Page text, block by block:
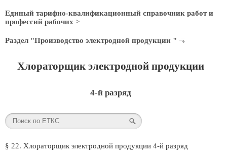
Единый тарифно-квалификационный справочник работ и
профессий рабочих >
Раздел "Производство электродной продукции "
Хлораторщик электродной продукции
4-й разряд
§ 22. Хлораторщик электродной продукции 4-й разряд